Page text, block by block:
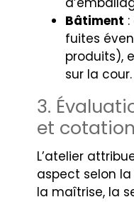
Bâtiment
fuites
produits),
sur la cour.
3.
et cotation
L’atelier
aspect selon
la maîtrise, la